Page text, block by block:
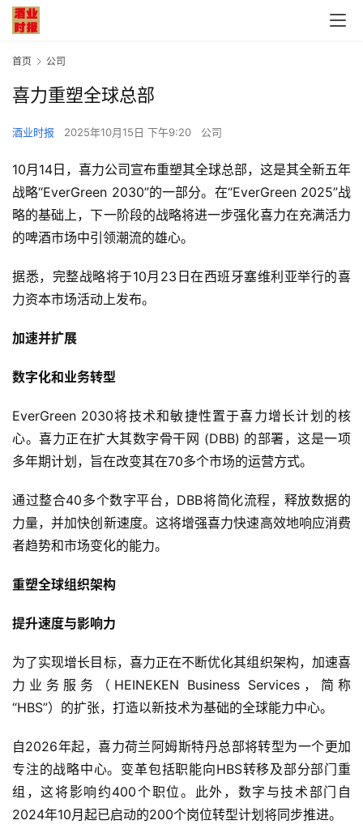
首
页
公
首页 公司
喜力重塑全球总部
酒业时报 2025年10月15日 下午9:20 公司
10月14日，喜力公司宣布重塑其全球总部，这是其全新五年
战略“EverGreen 2030”的一部分。在“EverGreen 2025”战
略的基础上，下一阶段的战略将进一步强化喜力在充满活力
的啤酒市场中引领潮流的雄心。
据悉，完整战略将于10月23日在西班牙塞维利亚举行的喜
力资本市场活动上发布。
加速并扩展
数字化和业务转型
EverGreen 2030将技术和敏捷性置于喜力增长计划的核
心。喜力正在扩大其数字骨干网 (DBB) 的部署，这是一项
多年期计划，旨在改变其在70多个市场的运营方式。
通过整合40多个数字平台，DBB将简化流程，释放数据的
力量，并加快创新速度。这将增强喜力快速高效地响应消费
者趋势和市场变化的能力。
重塑全球组织架构
提升速度与影响力
为了实现增长目标，喜力正在不断优化其组织架构，加速喜
力业务服务（HEINEKEN Business Services，简称
“HBS”）的扩张，打造以新技术为基础的全球能力中心。
自2026年起，喜力荷兰阿姆斯特丹总部将转型为一个更加
专注的战略中心。变革包括职能向HBS转移及部分部门重
组，这将影响约400个职位。此外，数字与技术部门自
2024年10月起已启动的200个岗位转型计划将同步推进。